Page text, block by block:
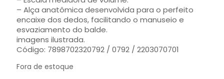
– Alça anatômica desenvolvida para o perfeito
encaixe dos dedos, facilitando o manuseio e
esvaziamento do balde.
imagens ilustrada.
Código: 7898702320792 / 0792 / 2203070701
Fora de estoque